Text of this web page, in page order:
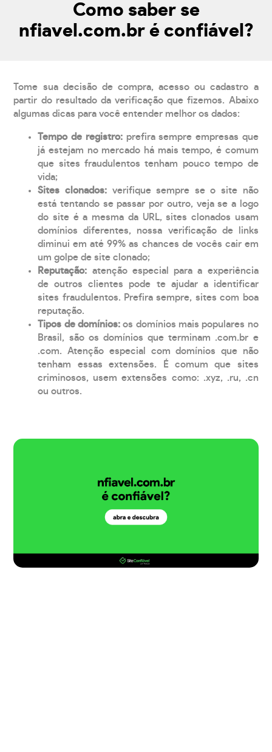
Como saber se
nfiavel.com.br é confiável?
Tome sua decisão de compra, acesso ou cadastro a
partir do resultado da verificação que fizemos. Abaixo
algumas dicas para você entender melhor os dados:
Tempo de registro: prefira sempre empresas que
já estejam no mercado há mais tempo, é comum
que sites fraudulentos tenham pouco tempo de
vida;
Sites clonados: verifique sempre se o site não
está tentando se passar por outro, veja se a logo
do site é a mesma da URL, sites clonados usam
domínios diferentes, nossa verificação de links
diminui em até 99% as chances de vocês cair em
um golpe de site clonado;
Reputação: atenção especial para a experiência
de outros clientes pode te ajudar a identificar
sites fraudulentos. Prefira sempre, sites com boa
reputação.
Tipos de domínios:os domínios mais populares no
Brasil, são os domínios que terminam .com.br e
.com. Atenção especial com domínios que não
tenham essas extensões. É comum que sites
criminosos, usem extensões como: .xyz, .ru, .cn
ou outros.